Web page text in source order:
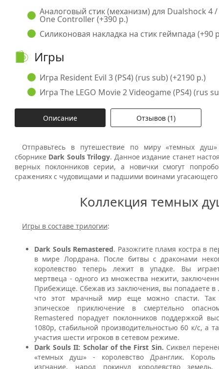
Аналоговый стик (механизм) для Dualshock 4
One Controller (+390 р.)
Силиконовая накладка на стик геймпада (+90
Игры
Игра Resident Evil 3 (PS4) (rus sub) (+2190 р.)
Игра The LEGO Movie 2 Videogame (PS4) (rus
Описание Отзывов (1)
Отправьтесь в путешествие по миру «темных
сборнике Dark Souls Trilogy. Данное издание станет
верных поклонников серии, а новички смогут
сражениях с чудовищами и падшими воинами
Коллекция темных
Игры в составе трилогии:
Dark Souls Remastered. Разожгите пламя костра в
в мире Лордрана. После битвы с драконами
королевство теперь лежит в упадке. Вы
мертвеца - одного из множества нежити,
Прибежище. Сбежав из заключения, вы попадаете в
что этот мрачный мир еще можно спасти. Так
эпическое приключение в смертельно
Remastered порадует поклонников поддержкой
1080p, стабильной производительностью 60 к/с, а
участия шести игроков в сетевом режиме.
Dark Souls II: Scholar of the First Sin. Сиквел
«темных душ» - королевство Дранглик.
изгнание, народ покинул королевство